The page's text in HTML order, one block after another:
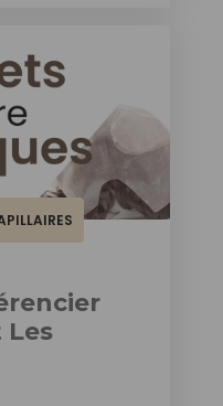
Les